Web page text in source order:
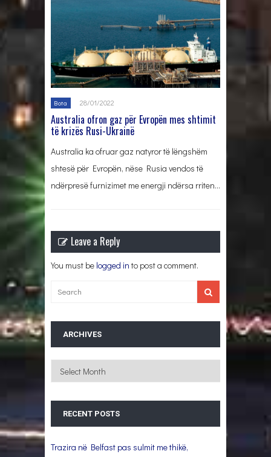
Bota 28/01/2022
Australia ofron gaz për Evropën mes shtimit
të krizës Rusi-Ukrainë
Australia ka ofruar gaz natyror të lëngshëm
shtesë për Evropën, nëse Rusia vendos të
ndërpresë furnizimet me energji ndërsa rriten…
Leave a Reply
You must be logged in to post a comment.
ARCHIVES
Archives
RECENT POSTS
Trazira në Belfast pas sulmit me thikë,